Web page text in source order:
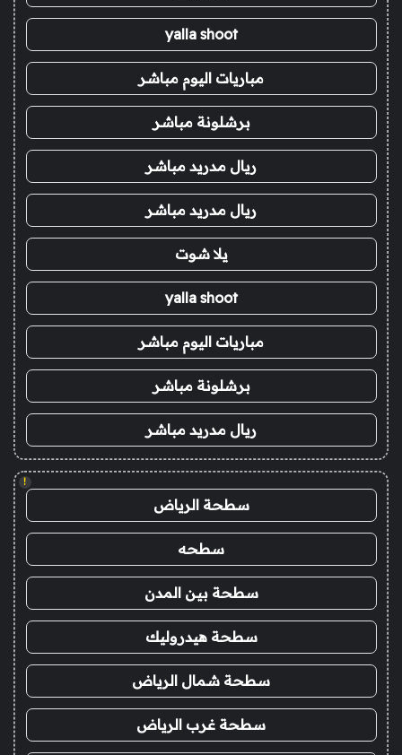
yalla shoot
مباريات اليوم مباشر
برشلونة مباشر
ريال مدريد مباشر
ريال مدريد مباشر
يلا شوت
yalla shoot
مباريات اليوم مباشر
برشلونة مباشر
ريال مدريد مباشر
!
سطحة الرياض
سطحه
سطحة بين المدن
سطحة هيدروليك
سطحة شمال الرياض
سطحة غرب الرياض